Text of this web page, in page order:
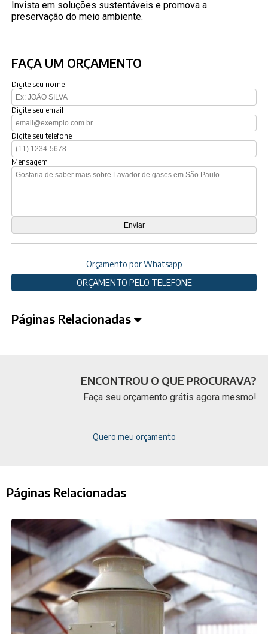
Invista em soluções sustentáveis e promova a
preservação do meio ambiente.
FAÇA UM ORÇAMENTO
Digite seu nome
Digite seu email
Digite seu telefone
Mensagem
Orçamento por Whatsapp
ORÇAMENTO PELO TELEFONE
Páginas Relacionadas
ENCONTROU O QUE PROCURAVA?
Faça seu orçamento grátis agora mesmo!
Quero meu orçamento
Páginas Relacionadas